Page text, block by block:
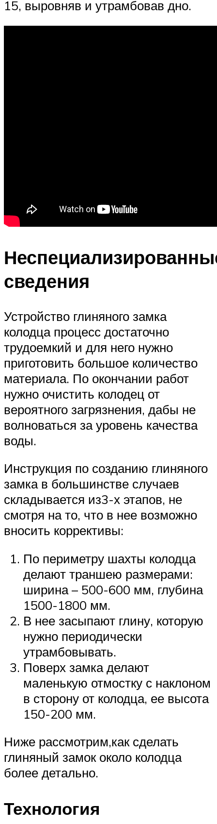
15, выровняв и утрамбовав дно.
сведения
Устройство глиняного замка
колодца процесс достаточно
трудоемкий и для него нужно
приготовить большое количество
материала. По окончании работ
нужно очистить колодец от
вероятного загрязнения, дабы не
волноваться за уровень качества
воды.
Инструкция по созданию глиняного
замка в большинстве случаев
складывается из3-х этапов, не
смотря на то, что в нее возможно
вносить коррективы:
По периметру шахты колодца
делают траншею размерами:
ширина – 500-600 мм, глубина
1500-1800 мм.
В нее засыпают глину, которую
нужно периодически
утрамбовывать.
Поверх замка делают
маленькую отмостку с наклоном
в сторону от колодца, ее высота
150-200 мм.
Ниже рассмотрим,как сделать
глиняный замок около колодца
более детально.
Технология